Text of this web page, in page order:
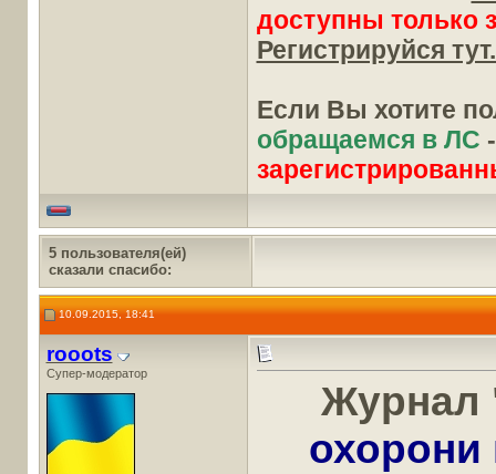
доступны только
Регистрируйся
Если Вы хотите
обращаемся в ЛС
5 пользователя(ей)
сказали cпасибо:
10.09.2015, 18:41
rooots
Супер-модератор
Журнал
охорони